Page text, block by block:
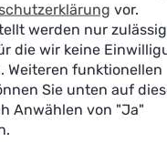
of
Strengths,
weaknesses,
opportunities
and risks
and
vor.
werden nur
die wir keine
Weiteren funktionellen
Sie unten auf
Anwählen von "Ja"